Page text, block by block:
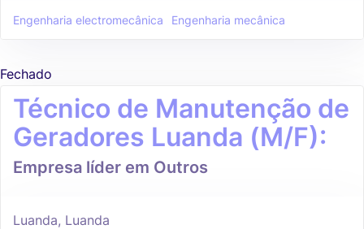
Engenharia electromecânica Engenharia mecânica
Fechado
Técnico de Manutenção de
Geradores Luanda (M/F):
Empresa líder em Outros
Luanda, Luanda